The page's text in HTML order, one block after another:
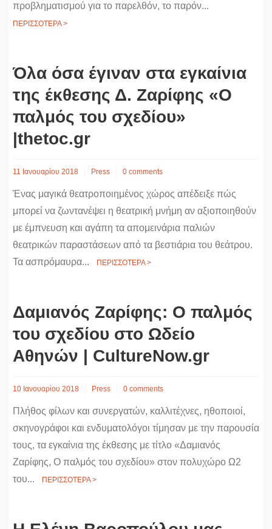
προβληματισμού για το παρελθόν, το παρόν...
ΠΕΡΙΣΣΟΤΕΡΑ >
Όλα όσα έγιναν στα εγκαίνια
της έκθεσης Δ. Ζαρίφης «Ο
παλμός του σχεδίου»
|thetoc.gr
11 Ιανουαρίου 2018 Press 0 comments
Ένας μαγικά θεατροποιημένος χώρος απέδειξε πώς
μπορεί να ζωντανέψει η θεατρική μνήμη αν αξιοποιηθούν
με έμπνευση και αγάπη τα απομεινάρια παλιών
θεατρικών παραστάσεων από τα βεστιάρια του θεάτρου.
Τα ασπρόμαυρα...
ΠΕΡΙΣΣΟΤΕΡΑ >
Δαμιανός Ζαρίφης: Ο παλμός
του σχεδίου στο Ωδείο
Αθηνών | CultureNow.gr
10 Ιανουαρίου 2018 Press 0 comments
Πλήθος φίλων και συνεργατών, καλλιτέχνες, ηθοποιοί,
σκηνογράφοι και ενδυματολόγοι τίμησαν με την παρουσία
τους, τα εγκαίνια της έκθεσης με τίτλο «Δαμιανός
Ζαρίφης, Ο παλμός του σχεδίου» στον πολυχώρο Ω2
του...
ΠΕΡΙΣΣΟΤΕΡΑ >